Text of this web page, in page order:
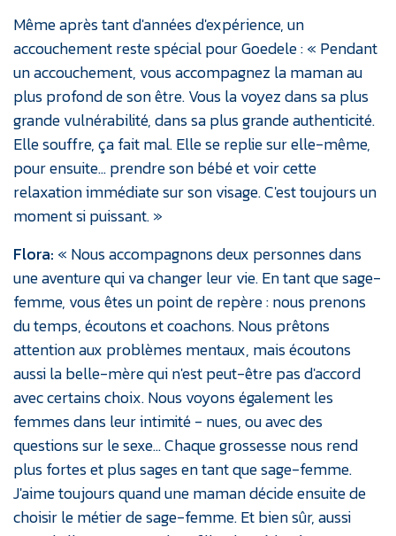
Même après tant d'années d'expérience, un
accouchement reste spécial pour Goedele : « Pendant
un accouchement, vous accompagnez la maman au
plus profond de son être. Vous la voyez dans sa plus
grande vulnérabilité, dans sa plus grande authenticité.
Elle souffre, ça fait mal. Elle se replie sur elle-même,
pour ensuite… prendre son bébé et voir cette
relaxation immédiate sur son visage. C'est toujours un
moment si puissant. »
Flora: « Nous accompagnons deux personnes dans
une aventure qui va changer leur vie. En tant que sage-
femme, vous êtes un point de repère : nous prenons
du temps, écoutons et coachons. Nous prêtons
attention aux problèmes mentaux, mais écoutons
aussi la belle-mère qui n'est peut-être pas d'accord
avec certains choix. Nous voyons également les
femmes dans leur intimité - nues, ou avec des
questions sur le sexe… Chaque grossesse nous rend
plus fortes et plus sages en tant que sage-femme.
J'aime toujours quand une maman décide ensuite de
choisir le métier de sage-femme. Et bien sûr, aussi